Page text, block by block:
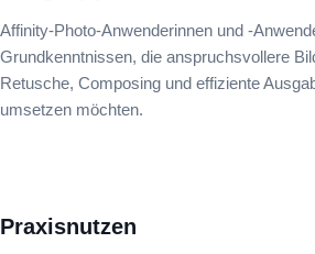
Affinity-Photo-Anwenderinnen und -
Grundkenntnissen, die anspruchsvollere
Retusche, Composing und effiziente
umsetzen möchten.
Praxisnutzen